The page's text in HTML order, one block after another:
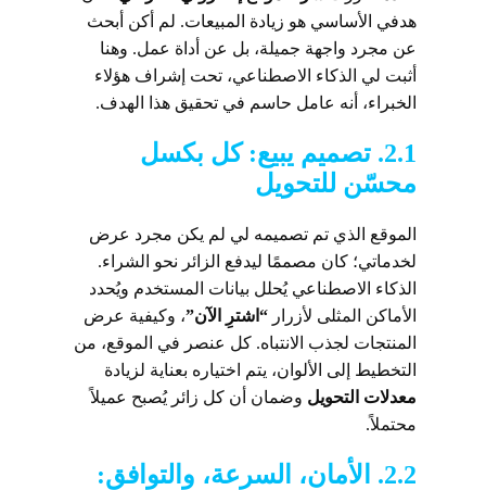
هدفي الأساسي هو زيادة المبيعات. لم أكن أبحث
عن مجرد واجهة جميلة، بل عن أداة عمل. وهنا
أثبت لي الذكاء الاصطناعي، تحت إشراف هؤلاء
الخبراء، أنه عامل حاسم في تحقيق هذا الهدف.
2.1. تصميم يبيع: كل بكسل
محسّن للتحويل
الموقع الذي تم تصميمه لي لم يكن مجرد عرض
لخدماتي؛ كان مصممًا ليدفع الزائر نحو الشراء.
الذكاء الاصطناعي يُحلل بيانات المستخدم ويُحدد
الأماكن المثلى لأزرار “اشترِ الآن”، وكيفية عرض
المنتجات لجذب الانتباه. كل عنصر في الموقع، من
التخطيط إلى الألوان، يتم اختياره بعناية لزيادة
معدلات التحويل وضمان أن كل زائر يُصبح عميلاً
محتملاً.
2.2. الأمان، السرعة، والتوافق: